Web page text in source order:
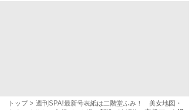
トップ
週刊SPA!最新号表紙は二階堂ふみ！ 美女地図・